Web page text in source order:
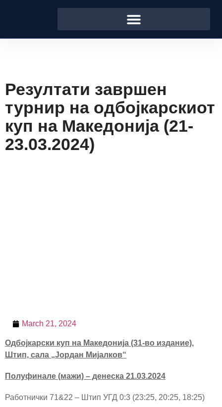
Резултати завршен
турнир на одбојкарскиот
куп на Македонија (21-
23.03.2024)
March 21, 2024
Одбојкарски куп на Македонија (31-во издание),
Штип, сала „Јордан Мијалков“
Полуфинале (мажи) – денеска 21.03.2024
Работнички 71&22 – Штип УГД 0:3 (23:25, 20:25, 18:25)